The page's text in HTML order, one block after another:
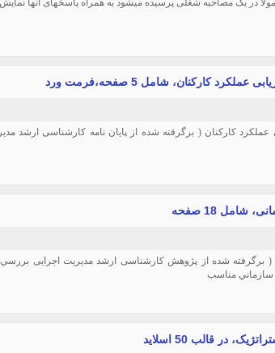
كاركنان، شامل 5 صفحه،فرمت ورد
كاركنان ( برگرفته شده از پایان نامه کارشناسی ارشد
18 صفحه
( برگرفته شده از پژوهش کارشناسی ارشد مدیریت اجرایی
سازماني مناسب
در قالب 50 اسلاید